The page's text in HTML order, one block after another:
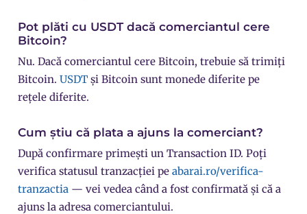
Pot plăti cu USDT dacă comerciantul cere
Bitcoin?
Nu. Dacă comerciantul cere Bitcoin, trebuie să trimiți
Bitcoin. USDT și Bitcoin sunt monede diferite pe
rețele diferite.
Cum știu că plata a ajuns la comerciant?
După confirmare primești un Transaction ID. Poți
verifica statusul tranzacției pe abarai.ro/verifica-
tranzactia — vei vedea când a fost confirmată și că a
ajuns la adresa comerciantului.